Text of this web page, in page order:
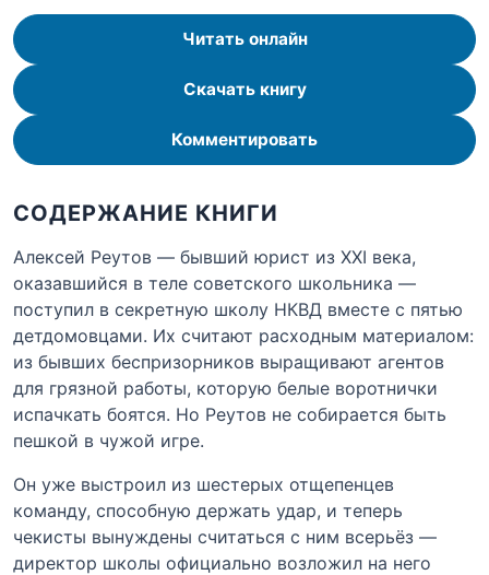
Читать онлайн
Скачать книгу
Комментировать
СОДЕРЖАНИЕ КНИГИ
Алексей Реутов — бывший юрист из XXI века,
оказавшийся в теле советского школьника —
поступил в секретную школу НКВД вместе с пятью
детдомовцами. Их считают расходным материалом:
из бывших беспризорников выращивают агентов
для грязной работы, которую белые воротнички
испачкать боятся. Но Реутов не собирается быть
пешкой в чужой игре.
Он уже выстроил из шестерых отщепенцев
команду, способную держать удар, и теперь
чекисты вынуждены считаться с ним всерьёз —
директор школы официально возложил на него